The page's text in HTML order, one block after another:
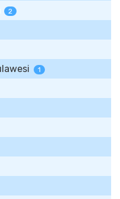
2
1